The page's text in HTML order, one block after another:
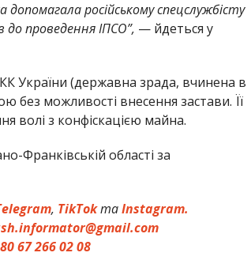
російському спецслужбісту
до проведення ІПСО”, — йдеться у
КК України (державна зрада, вчинена в
без можливості внесення застави. Її
волі з конфіскацією майна.
Франківській області за
, TikTokтаInstagram.
67 266 02 08